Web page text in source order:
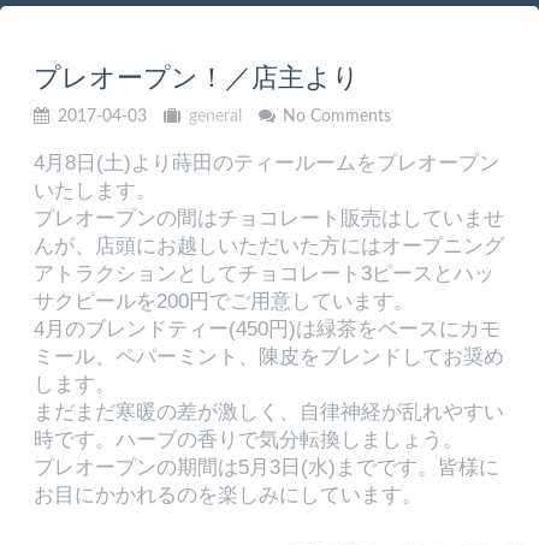
プレオープン！／店主より
2017-04-03 general No Comments
4月8日(土)より蒔田のティールームをプレオープン
いたします。
プレオープンの間はチョコレート販売はしていませ
んが、店頭にお越しいただいた方にはオープニング
アトラクションとしてチョコレート3ピースとハッ
サクピールを200円でご用意しています。
4月のブレンドティー(450円)は緑茶をベースにカモ
ミール、ペパーミント、陳皮をブレンドしてお奨め
します。
まだまだ寒暖の差が激しく、自律神経が乱れやすい
時です。ハーブの香りで気分転換しましょう。
プレオープンの期間は5月3日(水)までです。皆様に
お目にかかれるのを楽しみにしています。